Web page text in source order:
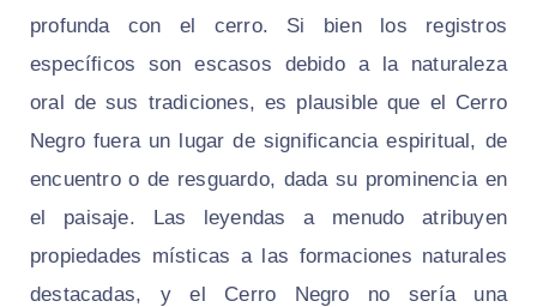
profunda con el cerro. Si bien los registros
específicos son escasos debido a la naturaleza
oral de sus tradiciones, es plausible que el Cerro
Negro fuera un lugar de significancia espiritual, de
encuentro o de resguardo, dada su prominencia en
el paisaje. Las leyendas a menudo atribuyen
propiedades místicas a las formaciones naturales
destacadas, y el Cerro Negro no sería una